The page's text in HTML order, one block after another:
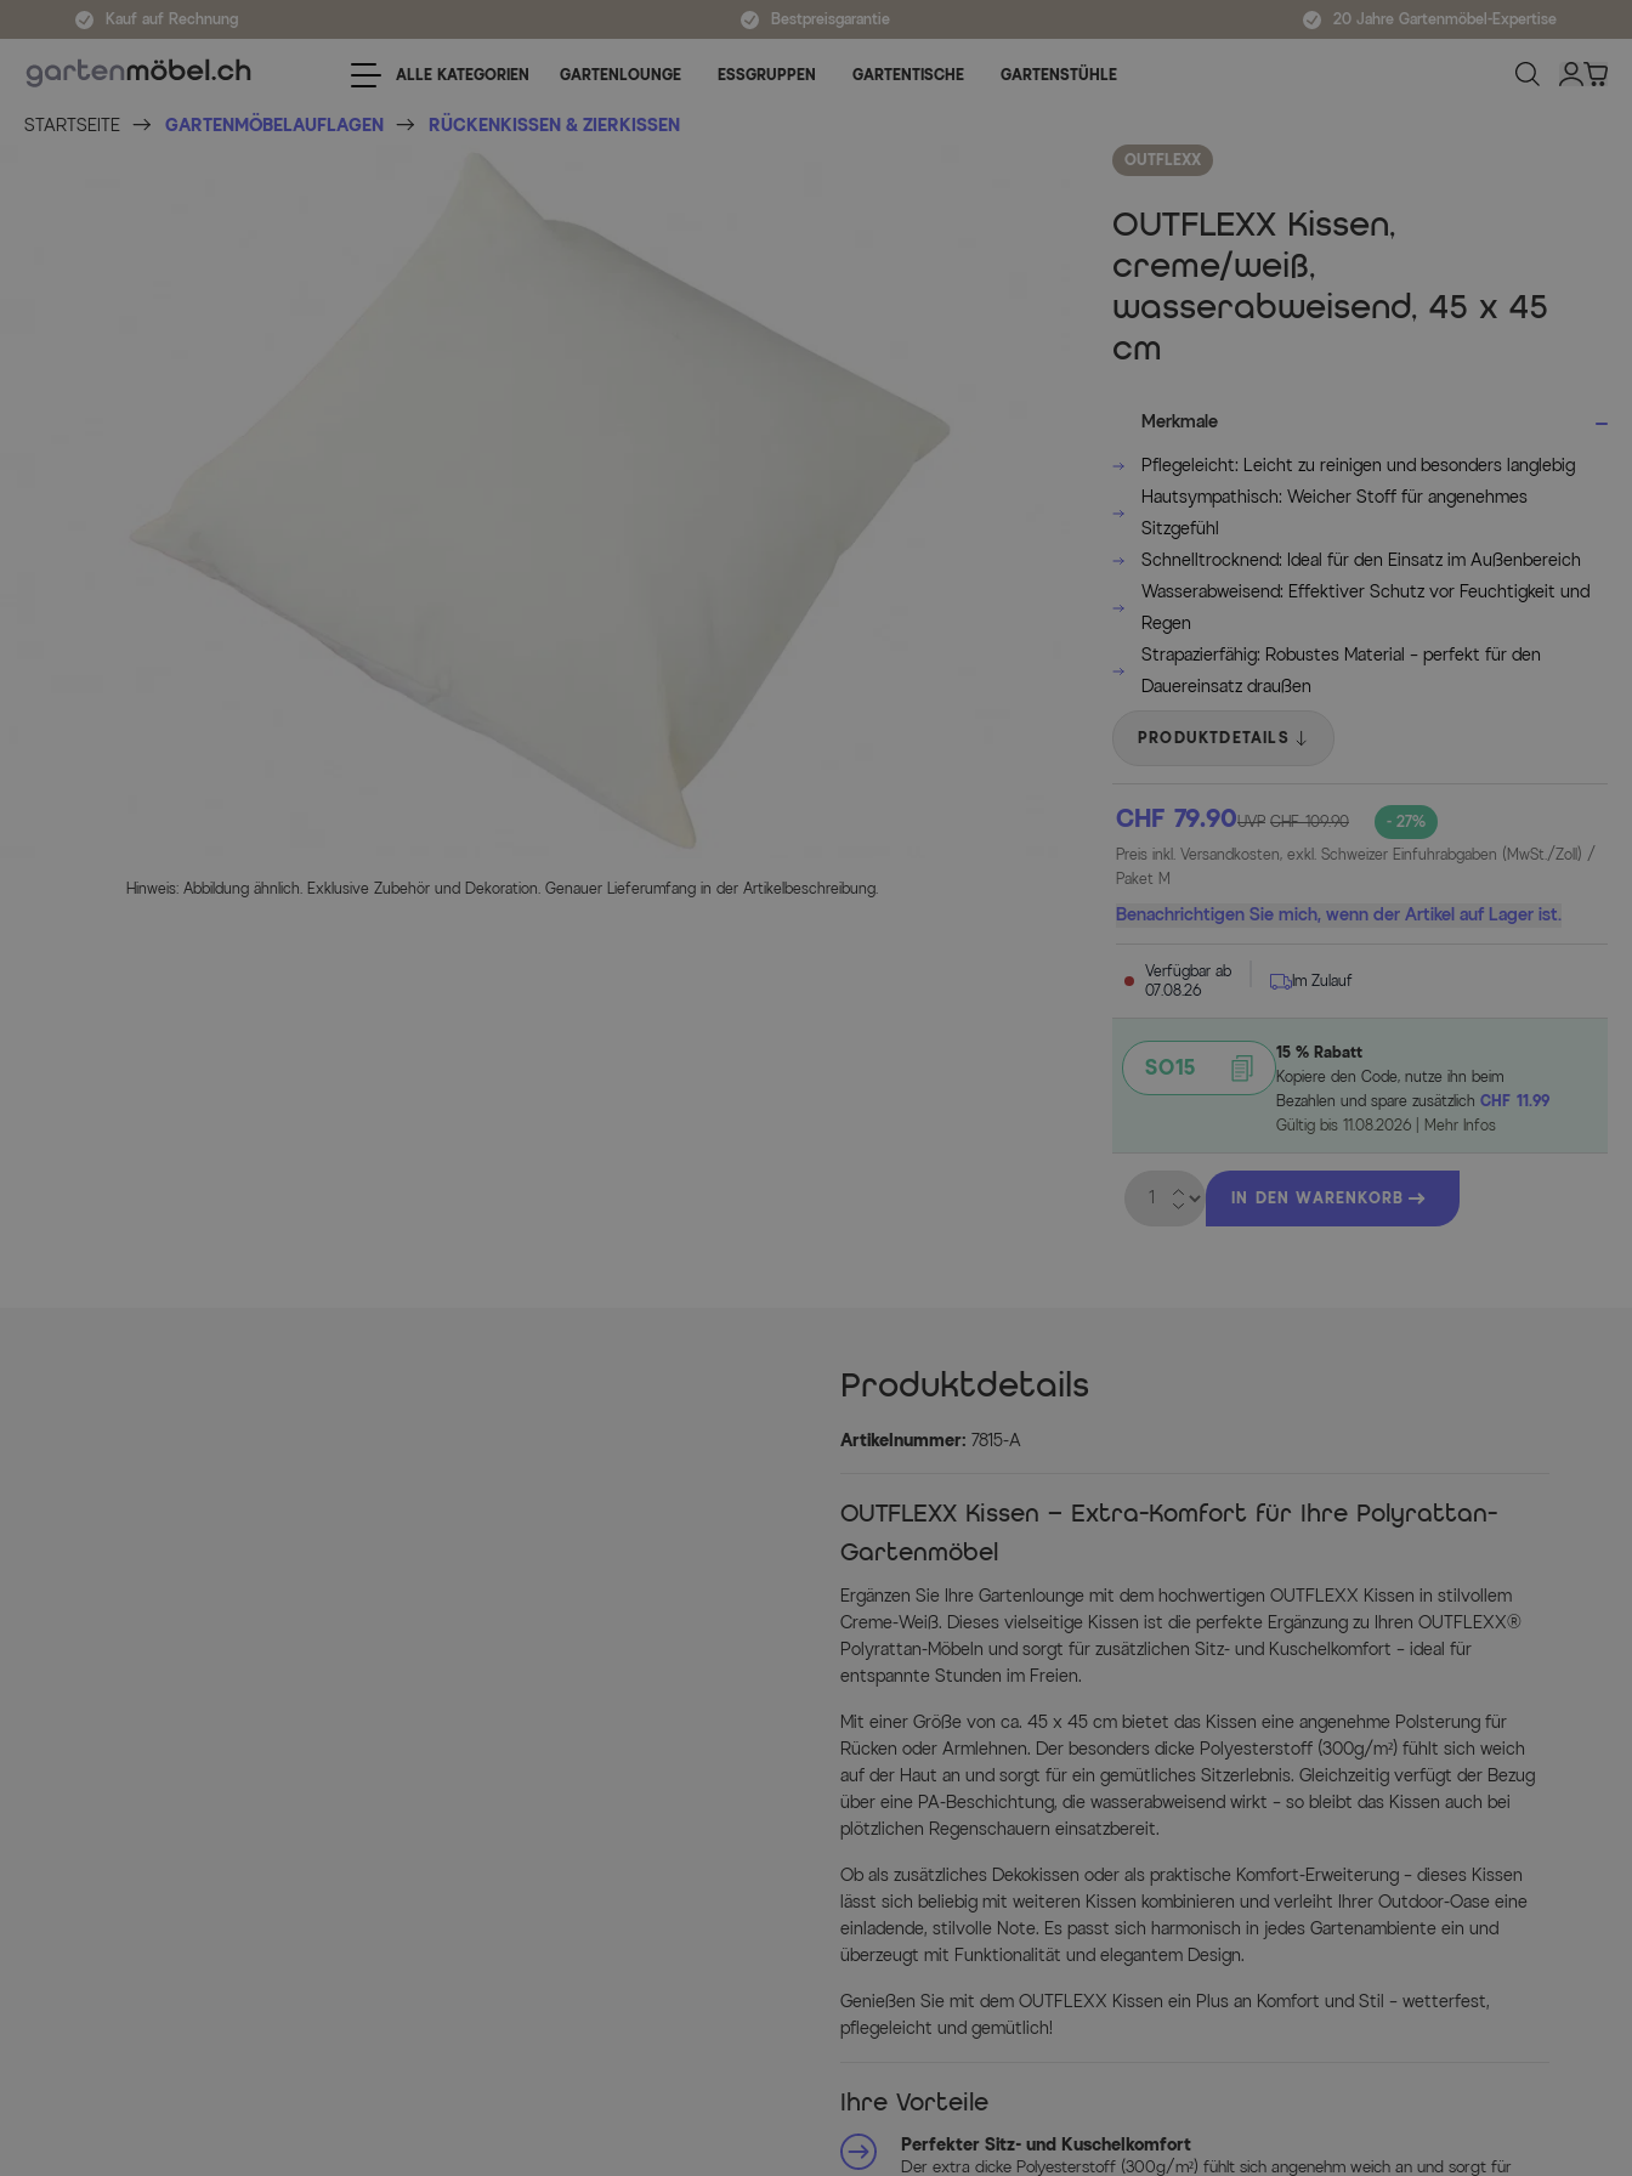
Zum Inhalt springenKauf auf Rechnung Bestpreisgarantie 20 Jahre Gartenmöbel-Expertise
ALLE KATEGORIEN GARTENLOUNGE ESSGRUPPEN GARTENTISCHE GARTENSTÜHLE
STARTSEITE GARTENMÖBELAUFLAGEN RÜCKENKISSEN & ZIERKISSEN
Hinweis: Abbildung ähnlich. Exklusive Zubehör und Dekoration. Genauer Lieferumfang in der Artikelbeschreibung.
OUTFLEXX
OUTFLEXX Kissen,
creme/weiß,
wasserabweisend, 45 x 45
cm
Merkmale
Pflegeleicht: Leicht zu reinigen und besonders langlebig
Hautsympathisch: Weicher Stoff für angenehmes
Sitzgefühl
Schnelltrocknend: Ideal für den Einsatz im Außenbereich
Wasserabweisend: Effektiver Schutz vor Feuchtigkeit und
Regen
Strapazierfähig: Robustes Material – perfekt für den
Dauereinsatz draußen
PRODUKTDETAILS
CHF 79.90UVP CHF 109.90
- 27%
Preis inkl. Versandkosten, exkl. Schweizer Einfuhrabgaben (MwSt./Zoll) /
Paket M
Benachrichtigen Sie mich, wenn der Artikel auf Lager ist.
Verfügbar ab
07.08.26
Im Zulauf
SO15
15 % Rabatt
Kopiere den Code, nutze ihn beim
Bezahlen und spare zusätzlich CHF 11.99
Gültig bis 11.08.2026 Mehr Infos
IN DEN WARENKORB
Produktdetails
Artikelnummer: 7815-A
OUTFLEXX Kissen – Extra-Komfort für Ihre Polyrattan-
Gartenmöbel
Ergänzen Sie Ihre Gartenlounge mit dem hochwertigen OUTFLEXX Kissen in stilvollem
Creme-Weiß. Dieses vielseitige Kissen ist die perfekte Ergänzung zu Ihren OUTFLEXX®
Polyrattan-Möbeln und sorgt für zusätzlichen Sitz- und Kuschelkomfort – ideal für
entspannte Stunden im Freien.
Mit einer Größe von ca. 45 x 45 cm bietet das Kissen eine angenehme Polsterung für
Rücken oder Armlehnen. Der besonders dicke Polyesterstoff (300g/m²) fühlt sich weich
auf der Haut an und sorgt für ein gemütliches Sitzerlebnis. Gleichzeitig verfügt der Bezug
über eine PA-Beschichtung, die wasserabweisend wirkt – so bleibt das Kissen auch bei
plötzlichen Regenschauern einsatzbereit.
Ob als zusätzliches Dekokissen oder als praktische Komfort-Erweiterung – dieses Kissen
lässt sich beliebig mit weiteren Kissen kombinieren und verleiht Ihrer Outdoor-Oase eine
einladende, stilvolle Note. Es passt sich harmonisch in jedes Gartenambiente ein und
überzeugt mit Funktionalität und elegantem Design.
Genießen Sie mit dem OUTFLEXX Kissen ein Plus an Komfort und Stil – wetterfest,
pflegeleicht und gemütlich!
Ihre Vorteile
Perfekter Sitz- und Kuschelkomfort
Der extra dicke Polyesterstoff (300g/m²) fühlt sich angenehm weich an und sorgt für